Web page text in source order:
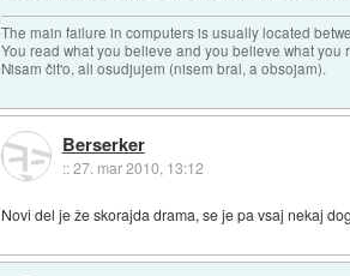
The main failure in computers is usually located
You read what you believe and you believe what you
Nisam čit'o, ali osudjujem (nisem bral, a obsojam).
Berserker
::27. mar 2010, 13:12
Novi del je že skorajda drama, se je pa vsaj nekaj